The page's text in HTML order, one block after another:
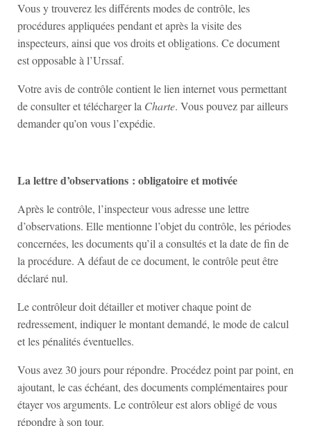
Vous y trouverez les différents modes de contrôle, les
procédures appliquées pendant et après la visite des
inspecteurs, ainsi que vos droits et obligations. Ce document
est opposable à l’Urssaf.
Votre avis de contrôle contient le lien internet vous permettant
de consulter et télécharger la Charte. Vous pouvez par ailleurs
demander qu’on vous l’expédie.
La lettre d’observations : obligatoire et motivée
Après le contrôle, l’inspecteur vous adresse une lettre
d’observations. Elle mentionne l’objet du contrôle, les périodes
concernées, les documents qu’il a consultés et la date de fin de
la procédure. A défaut de ce document, le contrôle peut être
déclaré nul.
Le contrôleur doit détailler et motiver chaque point de
redressement, indiquer le montant demandé, le mode de calcul
et les pénalités éventuelles.
Vous avez 30 jours pour répondre. Procédez point par point, en
ajoutant, le cas échéant, des documents complémentaires pour
étayer vos arguments. Le contrôleur est alors obligé de vous
répondre à son tour.